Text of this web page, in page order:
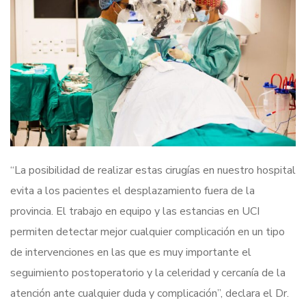
“La posibilidad de realizar estas cirugías en nuestro hospital
evita a los pacientes el desplazamiento fuera de la
provincia. El trabajo en equipo y las estancias en UCI
permiten detectar mejor cualquier complicación en un tipo
de intervenciones en las que es muy importante el
seguimiento postoperatorio y la celeridad y cercanía de la
atención ante cualquier duda y complicación”, declara el Dr.